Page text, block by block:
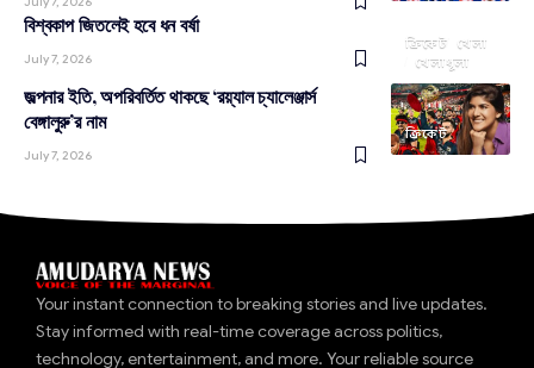
ক্রিকেট
খেলা
খেলাধূলা
বিশ্বকাপ জিতলেই হবে ধন বর্ষা
July 7, 2026
ক্রিকেট
জল্পনার ইতি, অপরিবর্তিত থাকছে ‘রয়্যাল চ্যালেঞ্জার্স
বেঙ্গালুরু’র নাম
July 7, 2026
Your instant connection to breaking stories and live updates.
Stay informed with real-time coverage across politics,
technology, entertainment, and more. Your reliable source